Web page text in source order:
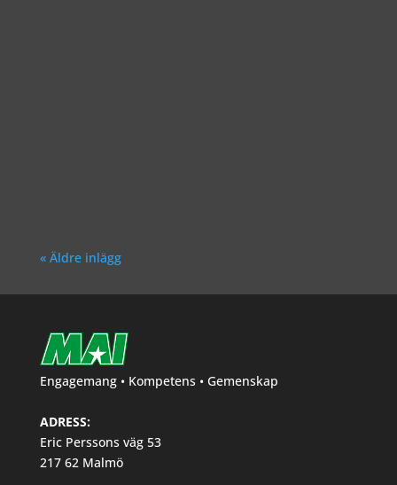
« Äldre inlägg
Engagemang • Kompetens • Gemenskap
ADRESS:
Eric Perssons väg 53
217 62 Malmö